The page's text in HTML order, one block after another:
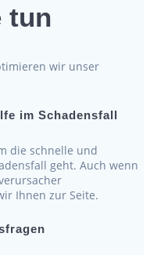
tun
wir unser
im Schadensfall
die schnelle und
geht. Auch wenn
Ihnen zur Seite.